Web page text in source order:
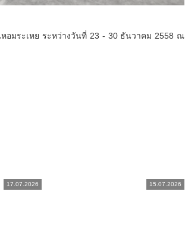
อมระเหย ระหว่างวันที่ 23 - 30 ธันวาคม 2558 ณ
17.07.2026 15.07.2026